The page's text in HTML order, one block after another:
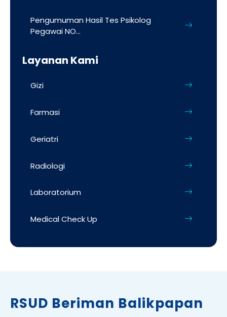
Pengumuman Hasil Tes Psikolog
Pegawai NO...
Layanan Kami
Gizi
Farmasi
Geriatri
Radiologi
Laboratorium
Medical Check Up
RSUD Beriman Balikpapan